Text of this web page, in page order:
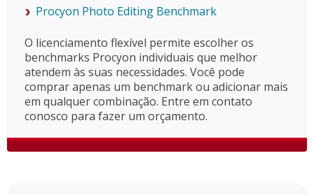
Procyon Photo Editing Benchmark
O licenciamento flexível permite escolher os
benchmarks Procyon individuais que melhor
atendem às suas necessidades. Você pode
comprar apenas um benchmark ou adicionar mais
em qualquer combinação. Entre em contato
conosco para fazer um orçamento.